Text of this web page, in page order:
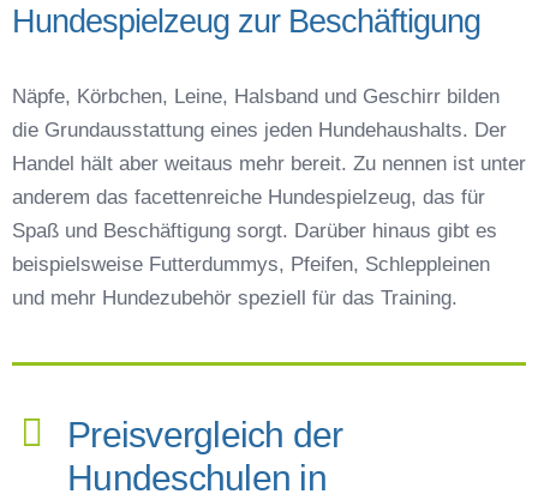
Hundespielzeug zur Beschäftigung
Näpfe, Körbchen, Leine, Halsband und Geschirr bilden
die Grundausstattung eines jeden Hundehaushalts. Der
Handel hält aber weitaus mehr bereit. Zu nennen ist unter
anderem das facettenreiche Hundespielzeug, das für
Spaß und Beschäftigung sorgt. Darüber hinaus gibt es
beispielsweise Futterdummys, Pfeifen, Schleppleinen
und mehr Hundezubehör speziell für das Training.
Preisvergleich der
Hundeschulen in